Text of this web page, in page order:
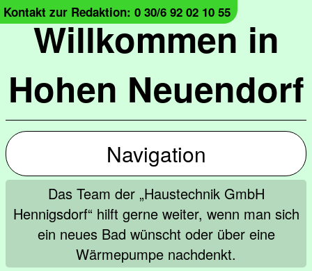
Willkommen in
Hohen Neuendorf
Kontakt zur Redaktion: 0 30/6 92 02 10 55
Navigation
Das Team der „Haustechnik GmbH
Hennigsdorf“ hilft gerne weiter, wenn man sich
ein neues Bad wünscht oder über eine
Wärmepumpe nachdenkt.